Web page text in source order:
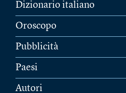
Dizionario italiano
Oroscopo
Pubblicità
Paesi
Autori